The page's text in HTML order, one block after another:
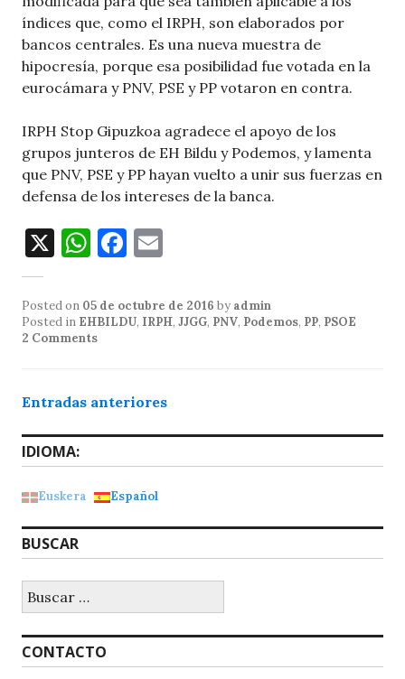
índices que, como el IRPH, son elaborados por
bancos centrales. Es una nueva muestra de
hipocresía, porque esa posibilidad fue votada en la
eurocámara y PNV, PSE y PP votaron en contra.
IRPH Stop Gipuzkoa agradece el apoyo de los
grupos junteros de EH Bildu y Podemos, y lamenta
que PNV, PSE y PP hayan vuelto a unir sus fuerzas en
defensa de los intereses de la banca.
X W
at
s
p
F
c
e
o
o
k
ai
l
Posted on 05 de octubre de 2016 by admin
Posted in EHBILDU, IRPH, JJGG, PNV, Podemos, PP, PSOE
2 Comments
Navegación
de
entradas
Entradas anteriores
IDIOMA:
Euskera Español
BUSCAR
CONTACTO